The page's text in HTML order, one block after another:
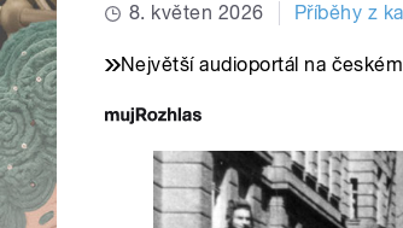
8. květen 2026 Příběhy z
Největší audioportál na